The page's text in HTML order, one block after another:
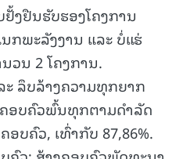
ຢັ້ງຢືນຮັບຮອງໂຄງການ
ກພະລັງງານ ແລະ ບໍ່ແຮ່
ວນ 2 ໂຄງການ.
ລຶບລ້າງຄວາມທຸກຍາກ
ອບຄົວພົ້ນທຸກຕາມດໍາລັດ
ບຄົວ, ເທົ່າກັບ 87,86%.